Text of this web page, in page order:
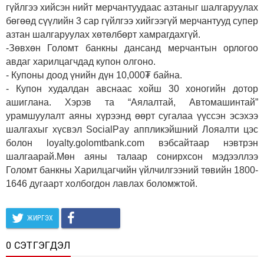
гүйлгээ хийсэн нийт мерчантуудаас азтаныг шалгаруулах
бөгөөд сүүлийн 3 сар гүйлгээ хийгээгүй мерчантууд супер
азтан шалгаруулах хөтөлбөрт хамрагдахгүй.
-Зөвхөн Голомт банкны дансанд мерчантын орлогоо
авдаг харилцагчдад купон олгоно.
- Купоны доод үнийн дүн 10,000₮ байна.
- Купон худалдан авснаас хойш 30 хоногийн дотор
ашиглана. Хэрэв та “Аялалтай, Автомашинтай”
урамшуулалт аяны хүрээнд өөрт сугалаа үүссэн эсэхээ
шалгахыг хүсвэл SocialPay аппликэйшний Лояалти цэс
болон loyalty.golomtbank.com вэбсайтаар нэвтрэн
шалгаарай.Мөн аяны талаар сонирхсон мэдээллээ
Голомт банкны Харилцагчийн үйлчилгээний төвийн 1800-
1646 дугаарт холбогдон лавлах боломжтой.
ЖИРГЭХ
0 СЭТГЭГДЭЛ